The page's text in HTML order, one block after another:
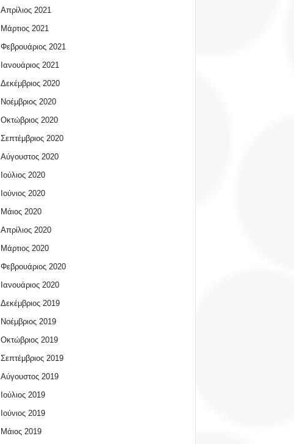
Απρίλιος 2021
Μάρτιος 2021
Φεβρουάριος 2021
Ιανουάριος 2021
Δεκέμβριος 2020
Νοέμβριος 2020
Οκτώβριος 2020
Σεπτέμβριος 2020
Αύγουστος 2020
Ιούλιος 2020
Ιούνιος 2020
Μάιος 2020
Απρίλιος 2020
Μάρτιος 2020
Φεβρουάριος 2020
Ιανουάριος 2020
Δεκέμβριος 2019
Νοέμβριος 2019
Οκτώβριος 2019
Σεπτέμβριος 2019
Αύγουστος 2019
Ιούλιος 2019
Ιούνιος 2019
Μάιος 2019